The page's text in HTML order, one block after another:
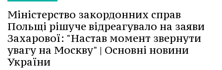
Міністерство закордонних справ
Польщі рішуче відреагувало на заяви
Захарової: "Настав момент звернути
увагу на Москву" | Основні новини
України